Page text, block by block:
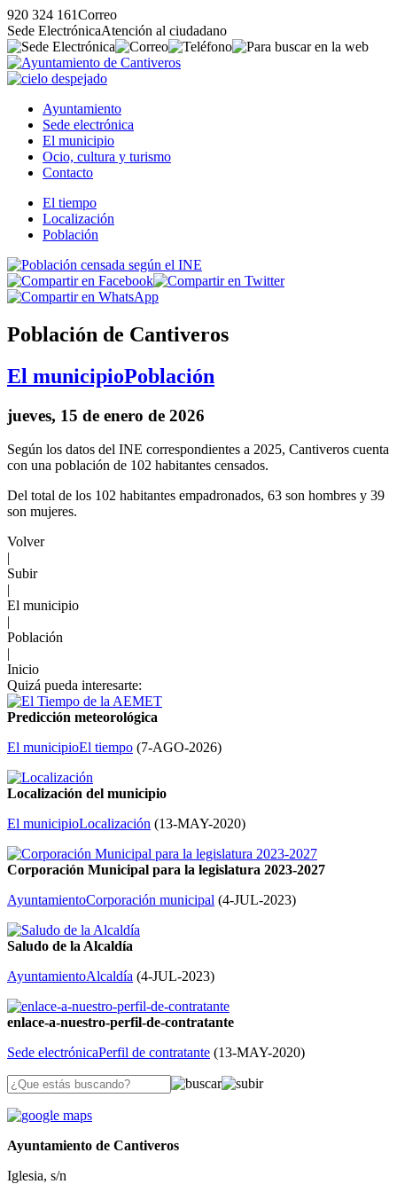
920 324 161Correo
Sede ElectrónicaAtención al ciudadano
Ayuntamiento
Sede electrónica
El municipio
Ocio, cultura y turismo
Contacto
El tiempo
Localización
Población
Población de Cantiveros
El municipioPoblación
jueves, 15 de enero de 2026
Según los datos del INE correspondientes a 2025, Cantiveros cuenta
con una población de 102 habitantes censados.
Del total de los 102 habitantes empadronados, 63 son hombres y 39
son mujeres.
Volver
|
Subir
|
El municipio
|
Población
|
Inicio
Quizá pueda interesarte:
Predicción meteorológica
El municipioEl tiempo (7-AGO-2026)
Localización del municipio
El municipioLocalización (13-MAY-2020)
Corporación Municipal para la legislatura 2023-2027
AyuntamientoCorporación municipal (4-JUL-2023)
Saludo de la Alcaldía
AyuntamientoAlcaldía (4-JUL-2023)
enlace-a-nuestro-perfil-de-contratante
Sede electrónicaPerfil de contratante (13-MAY-2020)
Ayuntamiento de Cantiveros
Iglesia, s/n